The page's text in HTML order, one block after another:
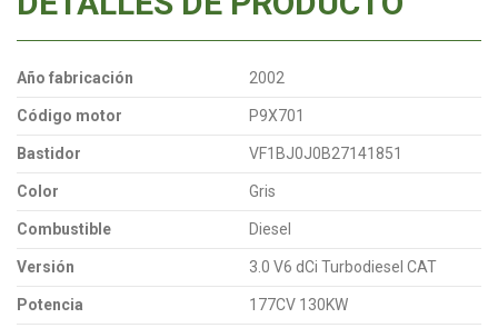
Año fabricación 2002
Código motor P9X701
Bastidor VF1BJ0J0B27141851
Color Gris
Combustible Diesel
Versión 3.0 V6 dCi Turbodiesel CAT
Potencia 177CV 130KW